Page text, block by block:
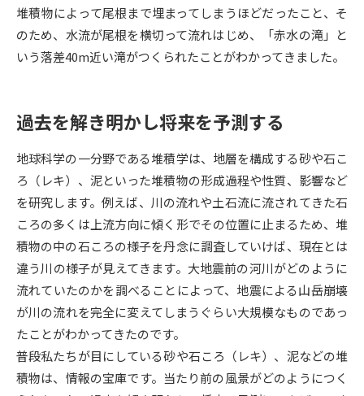
オープンキャンパス検索 実施プログラムから探す
来場型・Web型イベント特集 夢ナビライブ
受験準備 資料検索
志望校・出願校を調べる
併願校選び 受験スケジュールを立てよう
先輩が入学を決めた理由 テレメール全国一斉進学調査
新生活お役立ちガイド
学問発見 学問検索
堆積物によって尾根まで埋まってしまうほどだったこと、そ
のため、水流が尾根を横切って流れはじめ、「赤水の滝」と
いう落差40m近い滝がつくられたことがわかってきました。
過去を解き明かし将来を予測する
地球科学の一分野である堆積学は、地層を構成する砂や石こ
ろ（レキ）、泥といった堆積物の形成過程や性質、影響など
を研究します。例えば、川の流れや土石流に流されてきた石
ころの多くは上流方向に傾く形でその位置に止まるため、堆
積物の中の石ころの様子を丹念に調査していけば、現在とは
違う川の様子が見えてきます。大地震前の河川がどのように
流れていたのかを調べることによって、地震による山岳崩壊
が川の流れを完全に変えてしまうぐらい大規模なものであっ
たことがわかってきたのです。
普段私たちが目にしている砂や石ころ（レキ）、泥などの堆
積物は、情報の宝庫です。当たり前の風景がどのようにつく